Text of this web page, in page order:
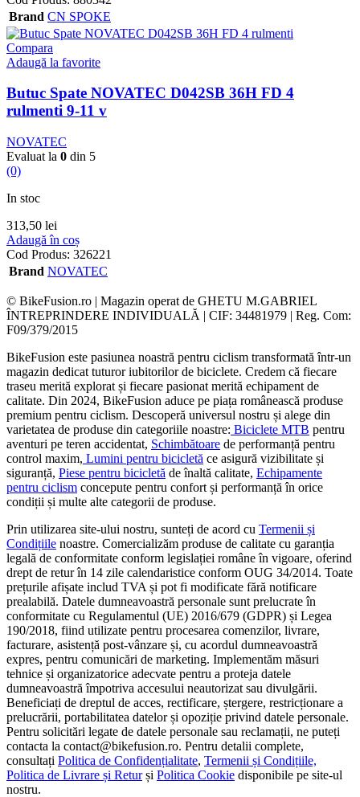
Brand CN SPOKE
Compara
Adaugă la favorite
Butuc Spate NOVATEC D042SB 36H FD 4
rulmenti 9-11 v
NOVATEC
Evaluat la 0 din 5
(0)
In stoc
313,50 lei
Adaugă în coș
Cod Produs: 326221
Brand NOVATEC
© BikeFusion.ro | Magazin operat de GHETU M.GABRIEL
ÎNTREPRINDERE INDIVIDUALĂ | CIF: 34481979 | Reg. Com:
F09/379/2015
BikeFusion este pasiunea noastră pentru ciclism transformată într-un
magazin dedicat tuturor iubitorilor de biciclete. Credem că fiecare
traseu merită explorat și fiecare pasionat merită echipament de
calitate. Din 2024, BikeFusion aduce pe piața românească produse
premium pentru ciclism. Descoperă universul nostru și alege din
varietatea de produse din categoriile noastre: Biciclete MTB pentru
aventuri pe teren accidentat, Schimbătoare de performanță pentru
control maxim, Lumini pentru bicicletă ce asigură vizibilitate și
siguranță, Piese pentru bicicletă de înaltă calitate, Echipamente
pentru ciclism concepute pentru confort și performanță în orice
condiții și multe alte categorii de produse.
Prin utilizarea site-ului nostru, sunteți de acord cu Termenii și
Condițiile noastre. Comercializăm produse de calitate cu garanția
legală de conformitate conform legislației române în vigoare, oferind
drept de retur în 14 zile calendaristice conform OUG 34/2014. Toate
prețurile afișate includ TVA și pot fi modificate fără notificare
prealabilă. Datele dumneavoastră personale sunt prelucrate în
conformitate cu Regulamentul (UE) 2016/679 (GDPR) și Legea
190/2018, fiind utilizate pentru procesarea comenzilor, livrare,
facturare, asistență post-vânzare și, cu acordul dumneavoastră
expres, pentru comunicări de marketing. Implementăm măsuri
tehnice și organizatorice adecvate pentru a proteja datele
dumneavoastră împotriva accesului neautorizat sau divulgării.
Beneficiați de dreptul de acces, rectificare, ștergere, restricționare a
prelucrării, portabilitatea datelor și opoziție privind datele personale.
Pentru solicitări legate de datele personale sau reclamații, ne puteți
contacta la contact@bikefusion.ro. Pentru detalii complete,
consultați Politica de Confidențialitate, Termenii și Condițiile,
Politica de Livrare și Returși Politica Cookie disponibile pe site-ul
nostru.